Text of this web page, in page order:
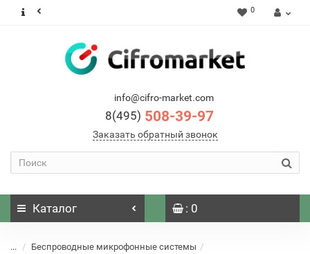
0
info@cifro-market.com
8(495) 508-39-97
Заказать обратный звонок
Каталог : 0
... Беспроводные микрофонные системы